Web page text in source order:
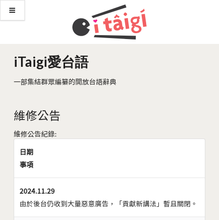
iTaigi愛台語
一部集結群眾編纂的開放台語辭典
維修公告
維修公告紀錄:
日期
事項
2024.11.29
由於後台仍收到大量惡意廣告，「貢獻新講法」暫且關閉。